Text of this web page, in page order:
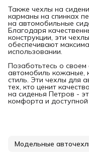
Также чехлы на
карманы на спинках
на автомобильные
Благодаря
конструкции, эти
обеспечивают
использовании.
Позаботьтесь о
автомобиль кожаные,
стиль. Эти чехлы для
тех, кто ценит
на сиденья Петров -
комфорта и
Модельные